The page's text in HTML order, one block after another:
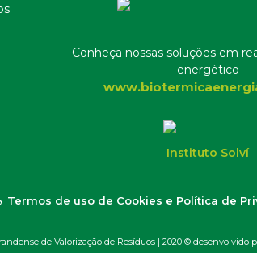
Conheça nossas soluções em
energético
Instituto Solví
Termos de uso de Cookies e Política de
de Valorização de Resíduos | 2020 © desenvolvido